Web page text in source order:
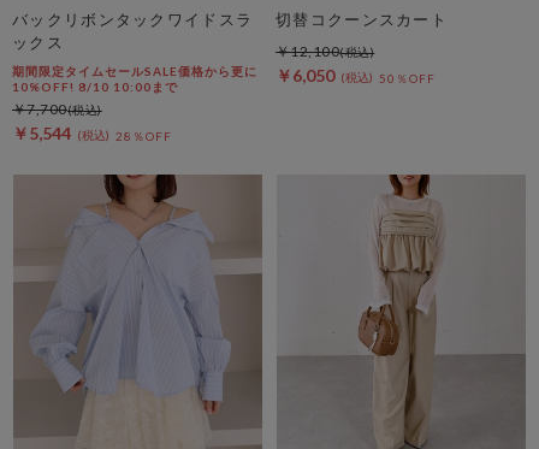
バックリボンタックワイドスラ
ックス
期間限定タイムセールSALE価格から更に
10%OFF! 8/10 10:00まで
￥5,544 28％OFF
￥7,700
切替コクーンスカート
￥6,050 50％OFF
￥12,100